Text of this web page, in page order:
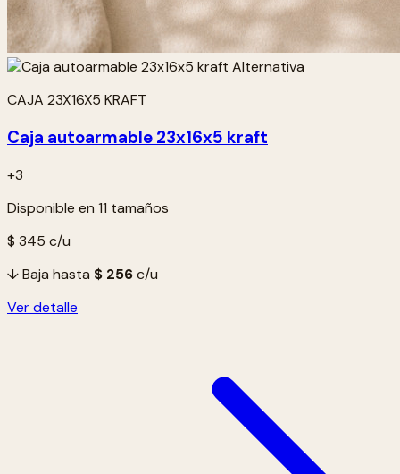
CAJA 23X16X5 KRAFT
Caja autoarmable 23x16x5 kraft
+3
Disponible en 11 tamaños
$ 345 c/u
↓ Baja hasta $ 256c/u
Ver detalle